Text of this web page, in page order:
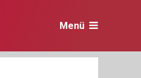
Menü